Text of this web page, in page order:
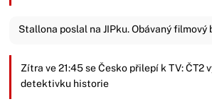
Stallona poslal na JIPku. Obávaný filmový
Zítra ve 21:45 se Česko přilepí k TV: ČT2
detektivku historie